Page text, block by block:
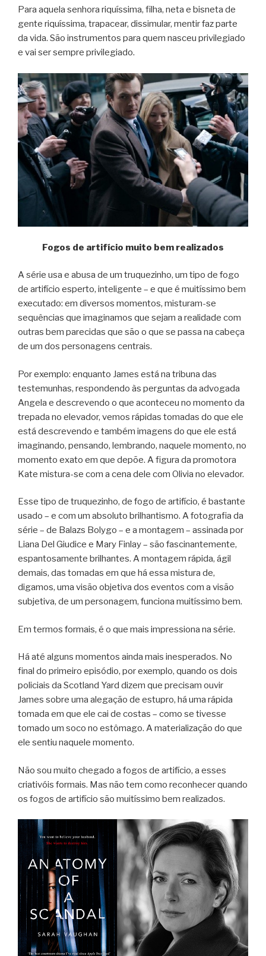
Para aquela senhora riquíssima, filha, neta e bisneta de
gente riquíssima, trapacear, dissimular, mentir faz parte
da vida. São instrumentos para quem nasceu privilegiado
e vai ser sempre privilegiado.
Fogos de artifício muito bem realizados
A série usa e abusa de um truquezinho, um tipo de fogo
de artifício esperto, inteligente – e que é muitíssimo bem
executado: em diversos momentos, misturam-se
sequências que imaginamos que sejam a realidade com
outras bem parecidas que são o que se passa na cabeça
de um dos personagens centrais.
Por exemplo: enquanto James está na tribuna das
testemunhas, respondendo às perguntas da advogada
Angela e descrevendo o que aconteceu no momento da
trepada no elevador, vemos rápidas tomadas do que ele
está descrevendo e também imagens do que ele está
imaginando, pensando, lembrando, naquele momento, no
momento exato em que depõe. A figura da promotora
Kate mistura-se com a cena dele com Olivia no elevador.
Esse tipo de truquezinho, de fogo de artifício, é bastante
usado – e com um absoluto brilhantismo. A fotografia da
série – de Balazs Bolygo – e a montagem – assinada por
Liana Del Giudice e Mary Finlay – são fascinantemente,
espantosamente brilhantes. A montagem rápida, ágil
demais, das tomadas em que há essa mistura de,
digamos, uma visão objetiva dos eventos com a visão
subjetiva, de um personagem, funciona muitíssimo bem.
Em termos formais, é o que mais impressiona na série.
Há até alguns momentos ainda mais inesperados. No
final do primeiro episódio, por exemplo, quando os dois
policiais da Scotland Yard dizem que precisam ouvir
James sobre uma alegação de estupro, há uma rápida
tomada em que ele cai de costas – como se tivesse
tomado um soco no estômago. A materialização do que
ele sentiu naquele momento.
Não sou muito chegado a fogos de artifício, a esses
criativóis formais. Mas não tem como reconhecer quando
os fogos de artifício são muitíssimo bem realizados.